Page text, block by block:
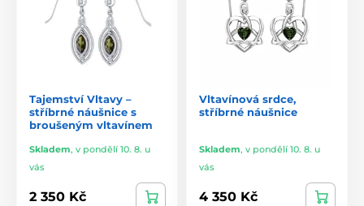
Tajemství Vltavy –
stříbrné náušnice s
broušeným vltavínem
Skladem, v pondělí 10. 8. u
vás
2 350 Kč
Vltavínová srdce,
stříbrné náušnice
Skladem, v pondělí 10. 8. u
vás
4 350 Kč